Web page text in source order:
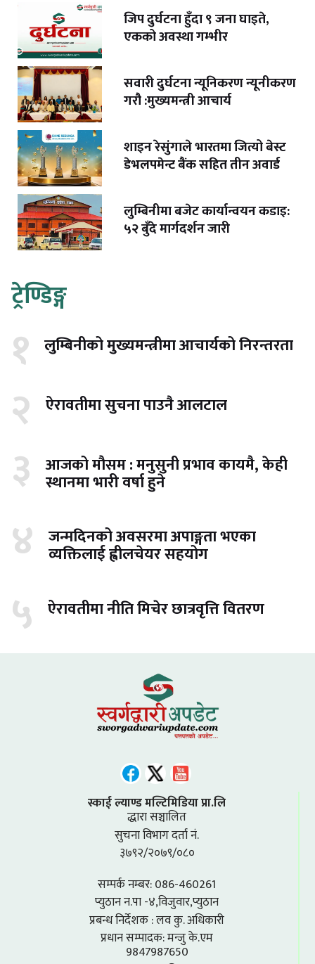
जिप दुर्घटना हुँदा ९ जना घाइते,
एकको अवस्था गम्भीर
सवारी दुर्घटना न्यूनिकरण न्यूनीकरण
गरौ :मुख्यमन्त्री आचार्य
शाइन रेसुंगाले भारतमा जित्यो बेस्ट
डेभलपमेन्ट बैंक सहित तीन अवार्ड
लुम्बिनीमा बजेट कार्यान्वयन कडाइ:
५२ बुँदे मार्गदर्शन जारी
ट्रेण्डिङ्ग
१ लुम्बिनीको मुख्यमन्त्रीमा आचार्यको निरन्तरता
२ ऐरावतीमा सुचना पाउनै आलटाल
३ आजको मौसम : मनुसुनी प्रभाव कायमै, केही
स्थानमा भारी वर्षा हुने
४ जन्मदिनको अवसरमा अपाङ्गता भएका
व्यक्तिलाई ह्वीलचेयर सहयोग
५ ऐरावतीमा नीति मिचेर छात्रवृत्ति वितरण
स्काई ल्याण्ड मल्टिमिडिया प्रा.लि
द्धारा सञ्चालित
सुचना विभाग दर्ता नं.
३७९२/२०७९/०८०
सम्पर्क नम्बर: 086-460261
प्युठान न.पा -४,विजुवार,प्युठान
प्रबन्ध निर्देशक : लव कु. अधिकारी
प्रधान सम्पादक: मन्जु के.एम
9847987650